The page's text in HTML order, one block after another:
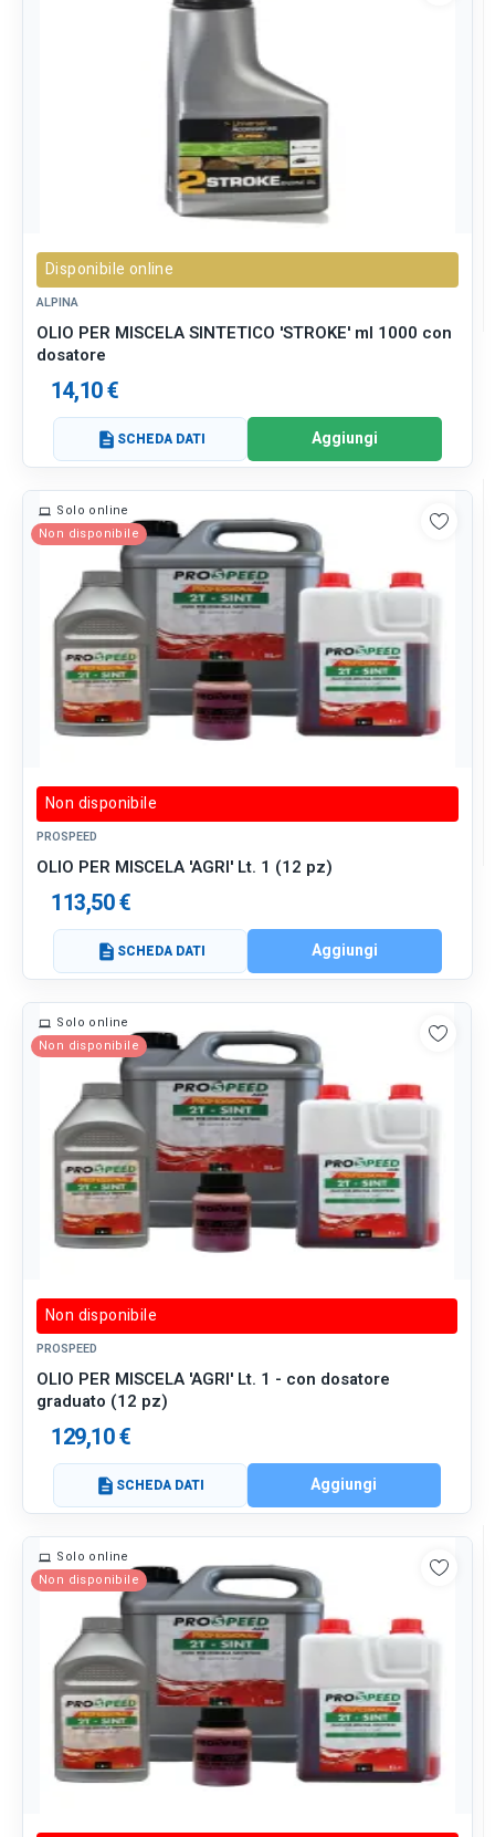
Disponibile online
ALPINA
OLIO PER MISCELA SINTETICO 'STROKE' ml 1000 con
dosatore
14,10 €
description SCHEDA DATI Aggiungi
Solo online
Non disponibile
Non disponibile
PROSPEED
OLIO PER MISCELA 'AGRI' Lt. 1 (12 pz)
113,50 €
description SCHEDA DATI Aggiungi
Solo online
Non disponibile
Non disponibile
PROSPEED
OLIO PER MISCELA 'AGRI' Lt. 1 - con dosatore
graduato (12 pz)
129,10 €
description SCHEDA DATI Aggiungi
Solo online
Non disponibile